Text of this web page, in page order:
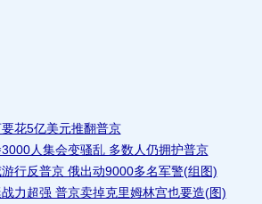
花5亿美元推翻普京
人集会变骚乱 多数人仍拥护普京
行反普京 俄出动9000多名军警(组图)
力超强 普京卖掉克里姆林宫也要造(图)